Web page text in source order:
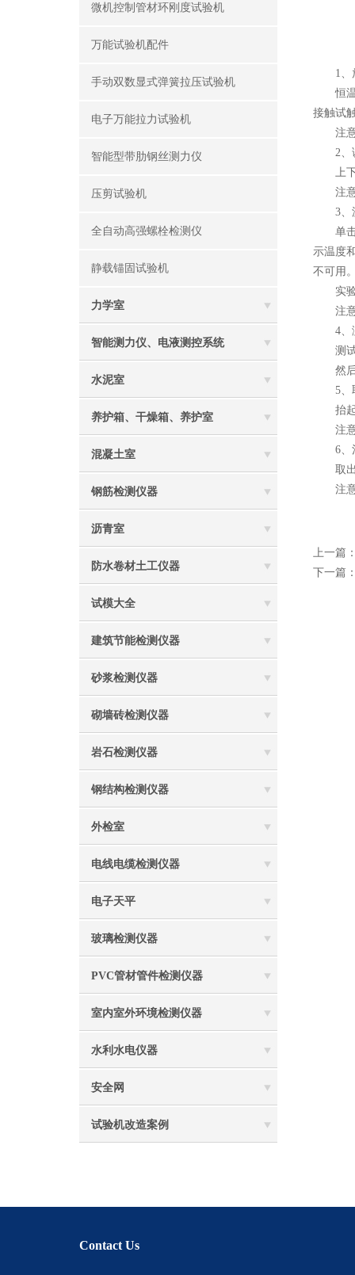
微机控制管材环刚度试验机
万能试验机配件
手动双数显式弹簧拉压试验机
电子万能拉力试验机
智能型带肋钢丝测力仪
压剪试验机
全自动高强螺栓检测仪
静载锚固试验机
力学室
智能测力仪、电液测控系统
水泥室
养护箱、干燥箱、养护室
混凝土室
钢筋检测仪器
沥青室
防水卷材土工仪器
试模大全
建筑节能检测仪器
砂浆检测仪器
砌墙砖检测仪器
岩石检测仪器
钢结构检测仪器
外检室
电线电缆检测仪器
电子天平
玻璃检测仪器
PVC管材管件检测仪器
室内室外环境检测仪器
水利水电仪器
安全网
试验机改造案例
1、
恒温
接触试
注意
2、
上下
注意
3、沥
单击
示温度
不可用
实验
注意
4、
测试
然后
5、
抬起
注意
6、清
取出
注意
上一篇
下一篇
Contact Us